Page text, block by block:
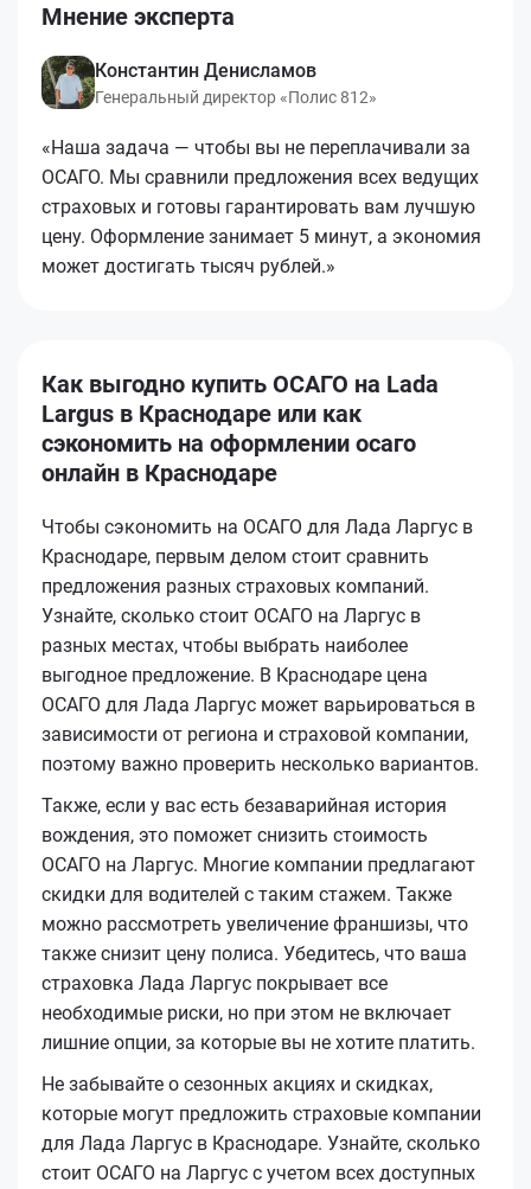
Мнение эксперта
Константин Денисламов
Генеральный директор «Полис 812»
«Наша задача — чтобы вы не переплачивали за
ОСАГО. Мы сравнили предложения всех ведущих
страховых и готовы гарантировать вам лучшую
цену. Оформление занимает 5 минут, а экономия
может достигать тысяч рублей.»
Как выгодно купить ОСАГО на Lada
Largus в Краснодаре или как
сэкономить на оформлении осаго
онлайн в Краснодаре
Чтобы сэкономить на ОСАГО для Лада Ларгус в
Краснодаре, первым делом стоит сравнить
предложения разных страховых компаний.
Узнайте, сколько стоит ОСАГО на Ларгус в
разных местах, чтобы выбрать наиболее
выгодное предложение. В Краснодаре цена
ОСАГО для Лада Ларгус может варьироваться в
зависимости от региона и страховой компании,
поэтому важно проверить несколько вариантов.
Также, если у вас есть безаварийная история
вождения, это поможет снизить стоимость
ОСАГО на Ларгус. Многие компании предлагают
скидки для водителей с таким стажем. Также
можно рассмотреть увеличение франшизы, что
также снизит цену полиса. Убедитесь, что ваша
страховка Лада Ларгус покрывает все
необходимые риски, но при этом не включает
лишние опции, за которые вы не хотите платить.
Не забывайте о сезонных акциях и скидках,
которые могут предложить страховые компании
для Лада Ларгус в Краснодаре. Узнайте, сколько
стоит ОСАГО на Ларгус с учетом всех доступных